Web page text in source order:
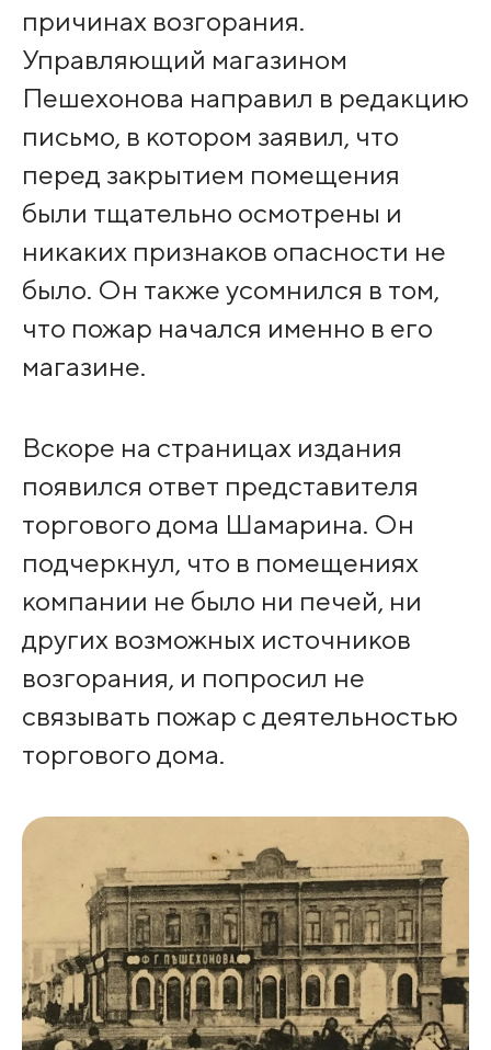
причинах возгорания.
Управляющий магазином
Пешехонова направил в редакцию
письмо, в котором заявил, что
перед закрытием помещения
были тщательно осмотрены и
никаких признаков опасности не
было. Он также усомнился в том,
что пожар начался именно в его
магазине.
Вскоре на страницах издания
появился ответ представителя
торгового дома Шамарина. Он
подчеркнул, что в помещениях
компании не было ни печей, ни
других возможных источников
возгорания, и попросил не
связывать пожар с деятельностью
торгового дома.